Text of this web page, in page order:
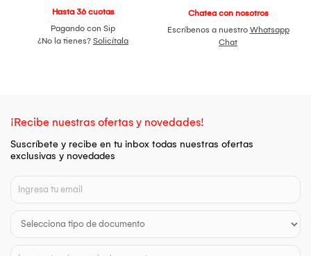
Hasta 36 cuotas
Pagando con Sip
¿No la tienes? Solicítala
Chatea con nosotros
Escríbenos a nuestro Whatsapp
Chat
¡Recibe nuestras ofertas y novedades!
Suscríbete y recibe en tu inbox todas nuestras ofertas
exclusivas y novedades